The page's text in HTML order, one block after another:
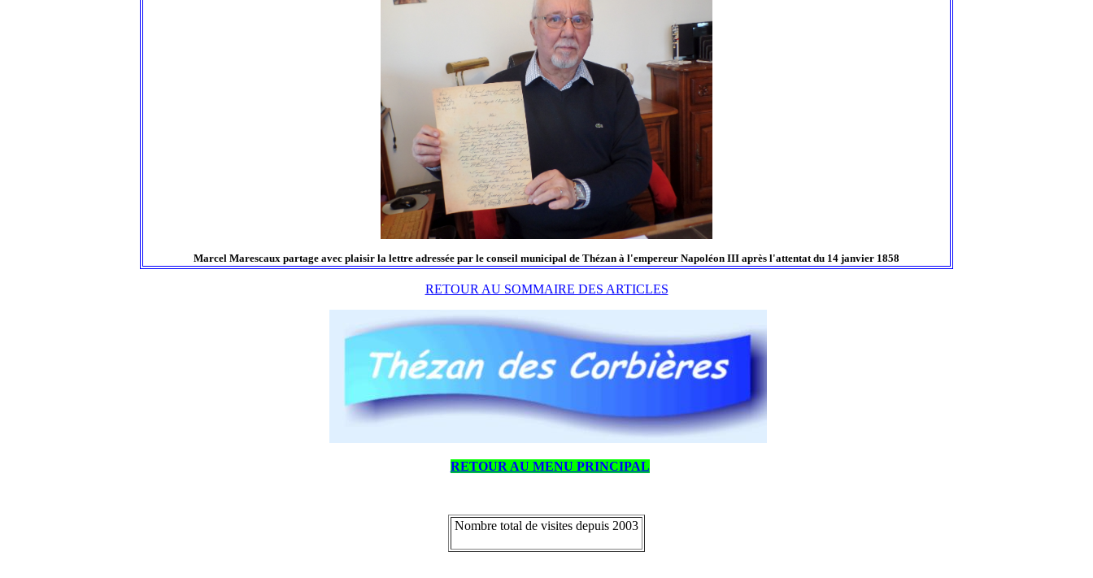
Marcel Marescaux partage avec plaisir la lettre adressée par le conseil municipal de Thézan à l'empereur Napoléon III après l'attentat du 14 janvier 1858
RETOUR AU SOMMAIRE DES ARTICLES
RETOUR AU MENU PRINCIPAL
Nombre total de visites depuis 2003